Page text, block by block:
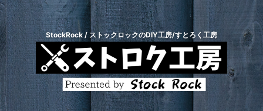
StockRock / ストックロックのDIY工房/すとろく工房